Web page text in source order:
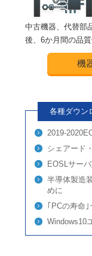
中古機器、代替部
後、6か月間の品
機
各種ダウン
2019-
シェアード
EOSLサー
半導体製造
めに
｢PCの寿命
Windows10